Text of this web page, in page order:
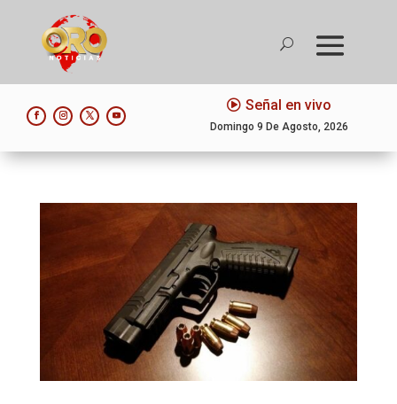
Señal en vivo
Domingo 9 De Agosto, 2026